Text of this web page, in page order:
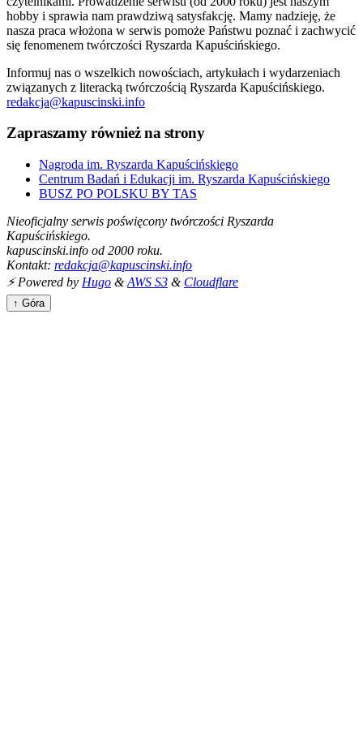
hobby i sprawia nam prawdziwą satysfakcję. Mamy nadzieję, że
nasza praca włożona w serwis pomoże Państwu poznać i zachwycić
się fenomenem twórczości Ryszarda Kapuścińskiego.
Informuj nas o wszelkich nowościach, artykułach i wydarzeniach
związanych z literacką twórczością Ryszarda Kapuścińskiego.
redakcja@kapuscinski.info
Zapraszamy również na strony
Nagroda im. Ryszarda Kapuścińskiego
Centrum Badań i Edukacji im. Ryszarda Kapuścińskiego
BUSZ PO POLSKU BY TAS
Nieoficjalny serwis poświęcony twórczości Ryszarda
Kapuścińskiego.
kapuscinski.info od 2000 roku.
Kontakt: redakcja@kapuscinski.info
⚡ Powered by Hugo & AWS S3 & Cloudflare
↑ Góra